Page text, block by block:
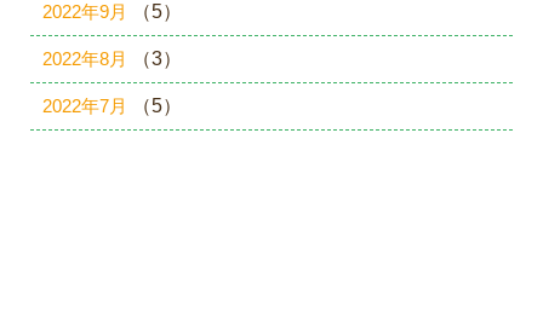
2022年9月 （5）
2022年8月 （3）
2022年7月 （5）